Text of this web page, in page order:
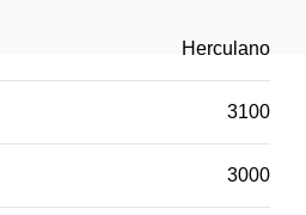
Herculano
3100
3000